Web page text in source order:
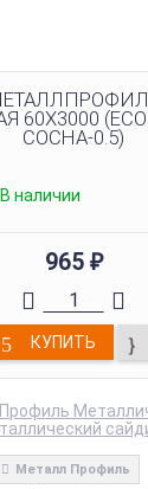
СОСНА-0.5)
В наличии
965 ₽
КУПИТЬ
Металл Профиль